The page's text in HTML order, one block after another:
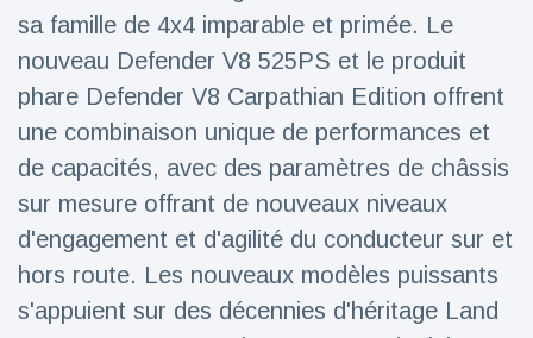
Voyage et aventure
Dernières nouvelles
2023 Citroën
ë-C3 Reveal
Points de vue
Ferrari SP-8 -
Le Roadster
sa famille de 4x4 imparable et primée. Le
nouveau Defender V8 525PS et le produit
phare Defender V8 Carpathian Edition offrent
une combinaison unique de performances et
de capacités, avec des paramètres de châssis
sur mesure offrant de nouveaux niveaux
d'engagement et d'agilité du conducteur sur et
hors route. Les nouveaux modèles puissants
s'appuient sur des décennies d'héritage Land